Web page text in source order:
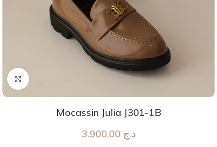
Agrandir
Mocassin Julia J301-1B
د.ج